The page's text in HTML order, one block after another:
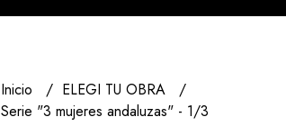
Inicio
ELEGI TU OBRA
Serie "3 mujeres andaluzas" - 1/3